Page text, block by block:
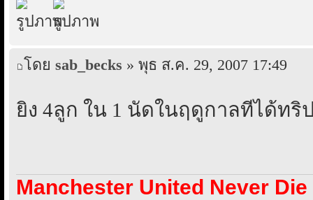
โดย sab_becks » พุธ ส.ค. 29, 2007 17:49
ยิง 4ลูก ใน 1 นัดในฤดูกาลที่ได้ทริ
Manchester United Never Die